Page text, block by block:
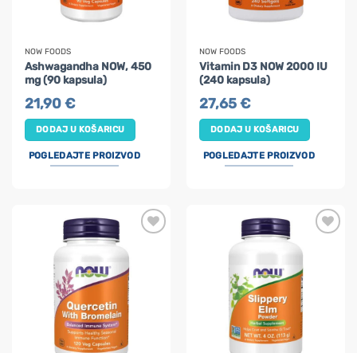
NOW FOODS
Ashwagandha NOW, 450
mg (90 kapsula)
21,90€
DODAJ U KOŠARICU
POGLEDAJTE PROIZVOD
NOW FOODS
Vitamin D3 NOW 2000 IU
(240 kapsula)
27,65€
DODAJ U KOŠARICU
POGLEDAJTE PROIZVOD